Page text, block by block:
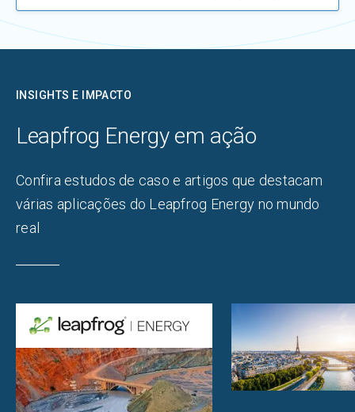
INSIGHTS E IMPACTO
Leapfrog Energy em ação
Confira estudos de caso e artigos que destacam
várias aplicações do Leapfrog Energy no mundo
real